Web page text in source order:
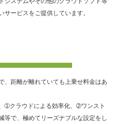
サービスをご提供しています。
、距離が離れていても上乗せ料金はあ
➀クラウドによる効率化、➁ワンスト
等で、極めてリーズナブルな設定をし